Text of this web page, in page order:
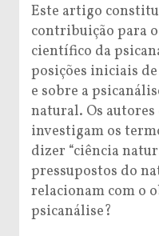
Este artigo
contribuição para
científico da
posições iniciais
e sobre a
natural. Os autores
investigam os
dizer “ciência
pressupostos do
relacionam com o
psicanálise?